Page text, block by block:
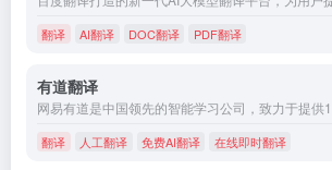
翻译 AI翻译 DOC翻译 PDF翻译
有道翻译
翻译 人工翻译 免费AI翻译 在线即时翻译